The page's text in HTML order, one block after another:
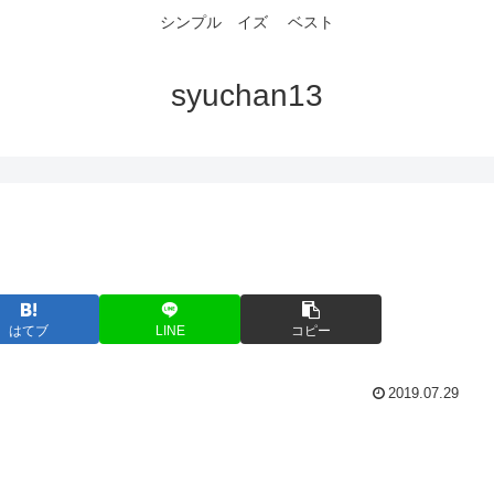
シンプル イズ ベスト
syuchan13
はてブ LINE コピー
2019.07.29